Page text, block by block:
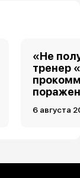
«Не
тренер
6 августа